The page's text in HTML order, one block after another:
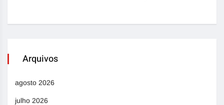
Arquivos
agosto 2026
julho 2026